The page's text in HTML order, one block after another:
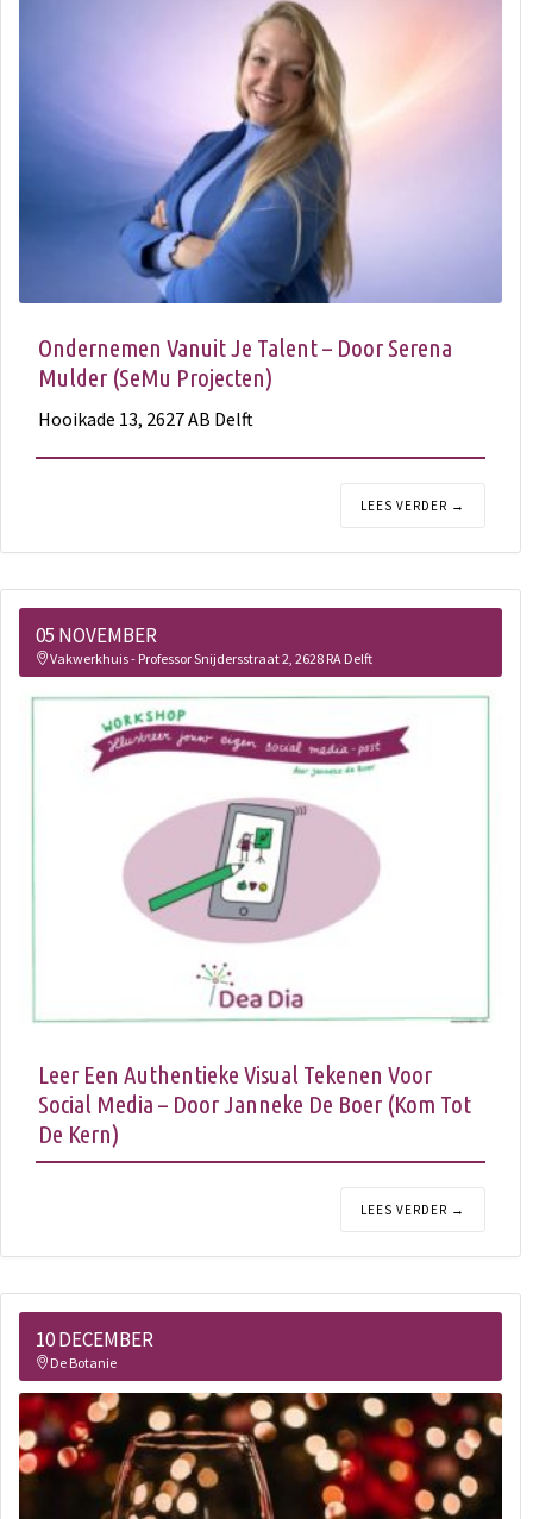
Ondernemen Vanuit Je Talent – Door Serena
Mulder (SeMu Projecten)
Hooikade 13, 2627 AB Delft
LEES VERDER →
05 NOVEMBER
Vakwerkhuis - Professor Snijdersstraat 2, 2628 RA Delft
Leer Een Authentieke Visual Tekenen Voor
Social Media – Door Janneke De Boer (Kom Tot
De Kern)
LEES VERDER →
10 DECEMBER
De Botanie